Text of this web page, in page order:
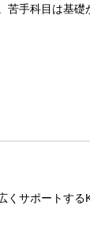
苦手科目は基
くサポートす